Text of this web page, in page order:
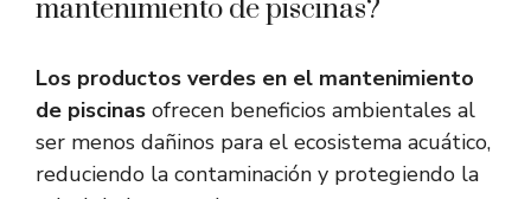
mantenimiento de piscinas?
Los productos verdes en el mantenimiento
de piscinas ofrecen beneficios ambientales al
ser menos dañinos para el ecosistema acuático,
reduciendo la contaminación y protegiendo la